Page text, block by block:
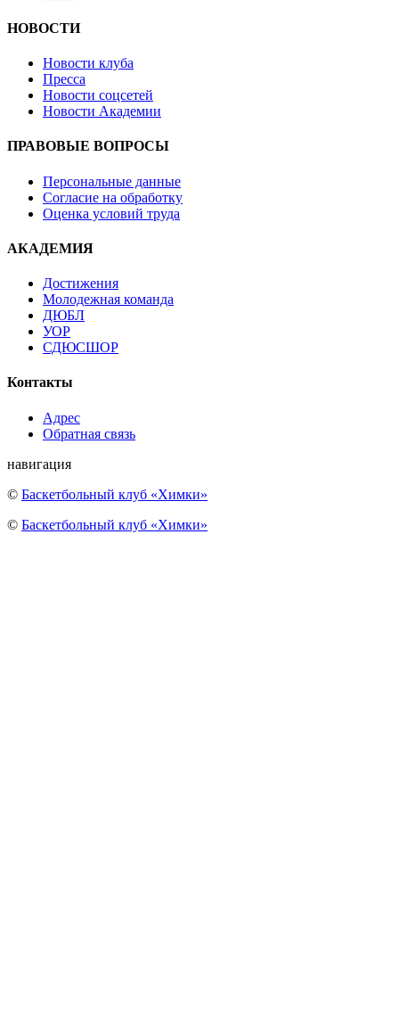
НОВОСТИ
Новости клуба
Пресса
Новости соцсетей
Новости Академии
ПРАВОВЫЕ ВОПРОСЫ
Персональные данные
Согласие на обработку
Оценка условий труда
АКАДЕМИЯ
Достижения
Молодежная команда
ДЮБЛ
УОР
СДЮСШОР
Контакты
Адрес
Обратная связь
навигация
© Баскетбольный клуб «Химки»
© Баскетбольный клуб «Химки»